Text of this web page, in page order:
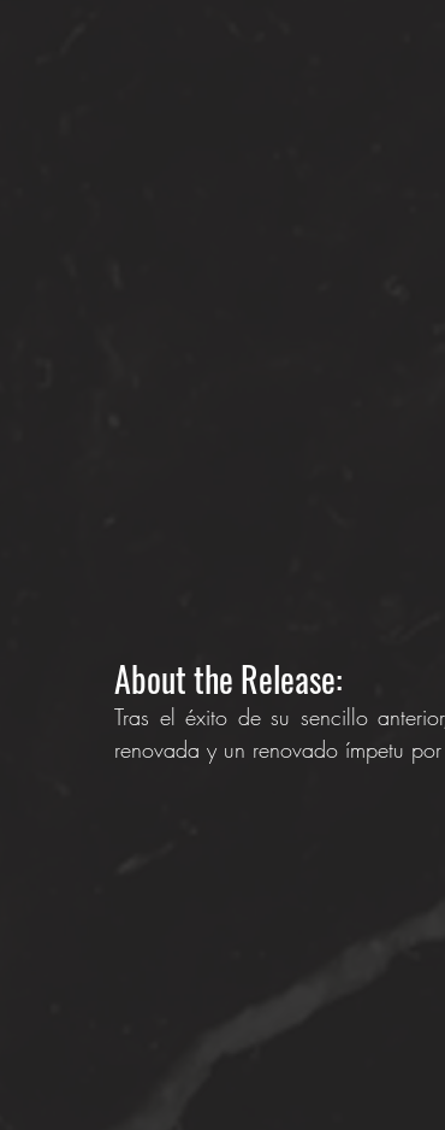
About the Release:
Tras el éxito de su sencillo
renovada y un renovado ímpetu